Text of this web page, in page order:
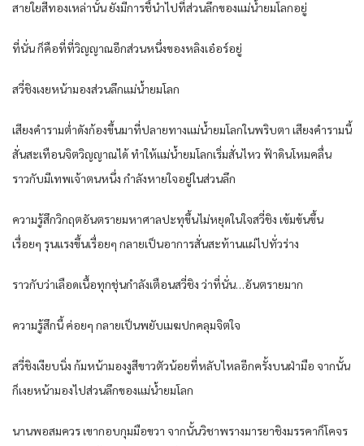
สายใยสีทองเหล่านั้น ยังมีการชี้นำไปที่ส่วนลึกของแม่น้ำยมโลกอยู่
ที่นั่น ก็คือที่ที่วิญญาณอีกส่วนหนึ่งของหลิงเอ๋อร์อยู่
สวี่ชิงเงยหน้ามองส่วนลึกแม่น้ำยมโลก
เสียงคำรามต่ำดังก้องขึ้นมาที่ปลายทางแม่น้ำยมโลกในพริบตา เสียงคำรามนี้
สั่นสะเทือนจิตวิญญาณได้ ทำให้แม่น้ำยมโลกเริ่มสั่นไหว ฟ้าดินโหมคลื่น
ราวกับมีเทพเจ้าตนหนึ่ง กำลังหายใจอยู่ในส่วนลึก
ความรู้สึกวิกฤตอันตรายมหาศาลปะทุขึ้นไม่หยุดในใจสวี่ชิง เข้มข้นขึ้น
เรื่อยๆ รุนแรงขึ้นเรื่อยๆ กลายเป็นอาการสั่นสะท้านแผ่ไปทั่วร่าง
ราวกับว่าเลือดเนื้อทุกชุ่นกำลังเตือนสวี่ชิง ว่าที่นั่น…อันตรายมาก
ความรู้สึกนี้ ค่อยๆ กลายเป็นพยับเมฆปกคลุมจิตใจ
สวี่ชิงเงียบนิ่ง ก้มหน้ามองงูสีขาวตัวน้อยที่หลับไหลอีกครั้งบนฝ่ามือ จากนั้น
ก็เงยหน้ามองไปส่วนลึกของแม่น้ำยมโลก
นานพอสมควร เขากอบกุมมือขวา จากนั้นวิชาพรางมารยาชิงมรรคาก็โคจร